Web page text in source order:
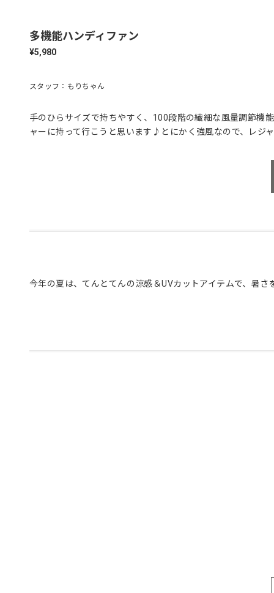
多機能ハンディファン
¥5,980
スタッフ：もりちゃん
手のひらサイズで持ちやすく、100段階の繊細な風量調節機
ャーに持って行こうと思います♪とにかく強風なので、レジ
今年の夏は、てんとてんの涼感＆UVカットアイテムで、暑